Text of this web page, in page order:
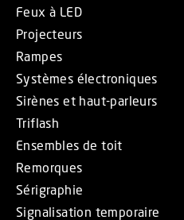
Feux à LED
Projecteurs
Rampes
Systèmes électroniques
Sirènes et haut-parleurs
Triflash
Ensembles de toit
Remorques
Sérigraphie
Signalisation temporaire